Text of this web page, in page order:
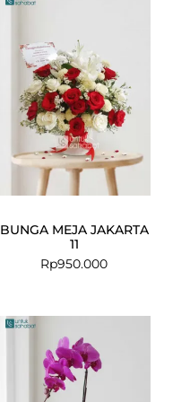
BUNGA MEJA JAKARTA
11
Rp950.000